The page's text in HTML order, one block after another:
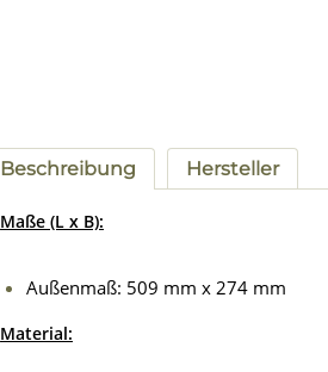
Beschreibung Hersteller
Maße (L x B):
Außenmaß: 509 mm x 274 mm
Material: